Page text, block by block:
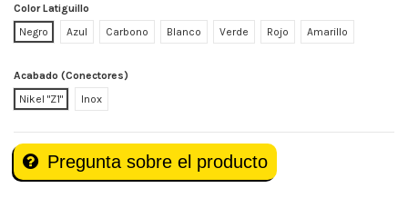
Color Latiguillo
Negro
Azul Carbono Blanco Verde Rojo Amarillo
Acabado (Conectores)
Nikel "Z1"
Inox
Pregunta sobre el producto